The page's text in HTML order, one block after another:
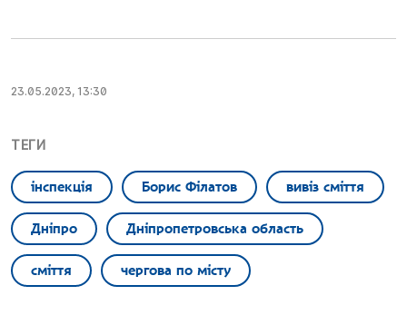
23.05.2023, 13:30
ТЕГИ
інспекція Борис Філатов вивіз сміття
Дніпро Дніпропетровська область
сміття чергова по місту